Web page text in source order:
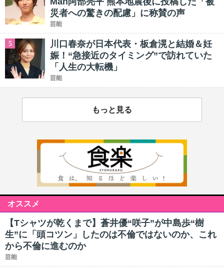
災者への驚きの配慮」に称賛の声
芸能
5
川口春奈が日本代表・板倉滉と結婚＆妊
娠！“急接近のタイミング”で訪れていた
「人生の大転機」
芸能
もっと見る
オススメ
【Tシャツが乾くまで】蒼井優“咲子”が中島歩“樹
生”に「頭コツン」したのは不倫ではないのか、これ
から不倫に進むのか
芸能